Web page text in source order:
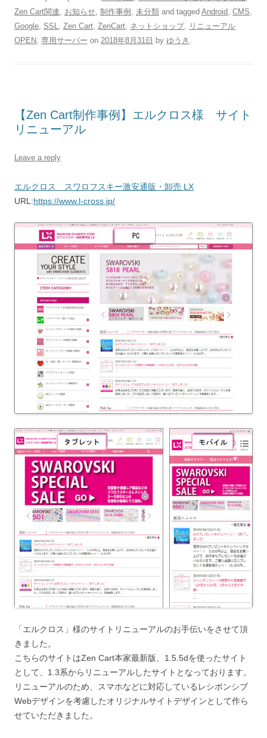
Zen Cart関連, お知らせ, 制作事例 , 未分類 and tagged Android, CMS,
Google, SSL, Zen Cart, ZenCart, ネットショップ, リニューアル
OPEN, 専用サーバー on 2018年8月31日 by ゆうき .
【Zen Cart制作事例】エルクロス様 サイト
リニューアル
Leave a reply
エルクロス スワロフスキー激安通販・卸売 LX
URL:https://www.l-cross.jp/
「エルクロス」様のサイトリニューアルのお手伝いをさせて頂
きました。
こちらのサイトはZen Cart本家最新版、1.5.5dを使ったサイト
として、1.3系からリニューアルしたサイトとなっております。
リニューアルのため、スマホなどに対応しているレシポンシブ
Webデザインを考慮したオリジナルサイトデザインとして作ら
せていただきました。